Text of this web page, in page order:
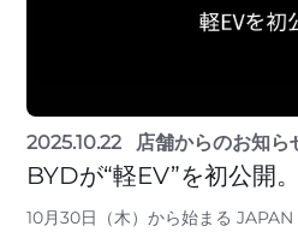
2025.10.22 店舗からのお知ら
BYDが“軽EV”を初公開。
10月30日（木）から始まる